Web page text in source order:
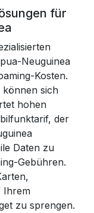
für
Neuguinea
Kosten.
können sich
hohen
der
Daten zu
Gebühren.
Ihrem
zu sprengen.